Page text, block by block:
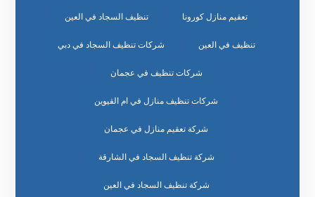
تعقيم منازل كورونا تنظيف السجاد في العين
تنظيف في العين شركات تنظيف السجاد في دبي
شركات تنظيف في عجمان
شركات تنظيف منازل في ام القيوين
شركة تعقيم منازل في عجمان
شركة تنظيف السجاد في الشارقة
شركة تنظيف السجاد في العين